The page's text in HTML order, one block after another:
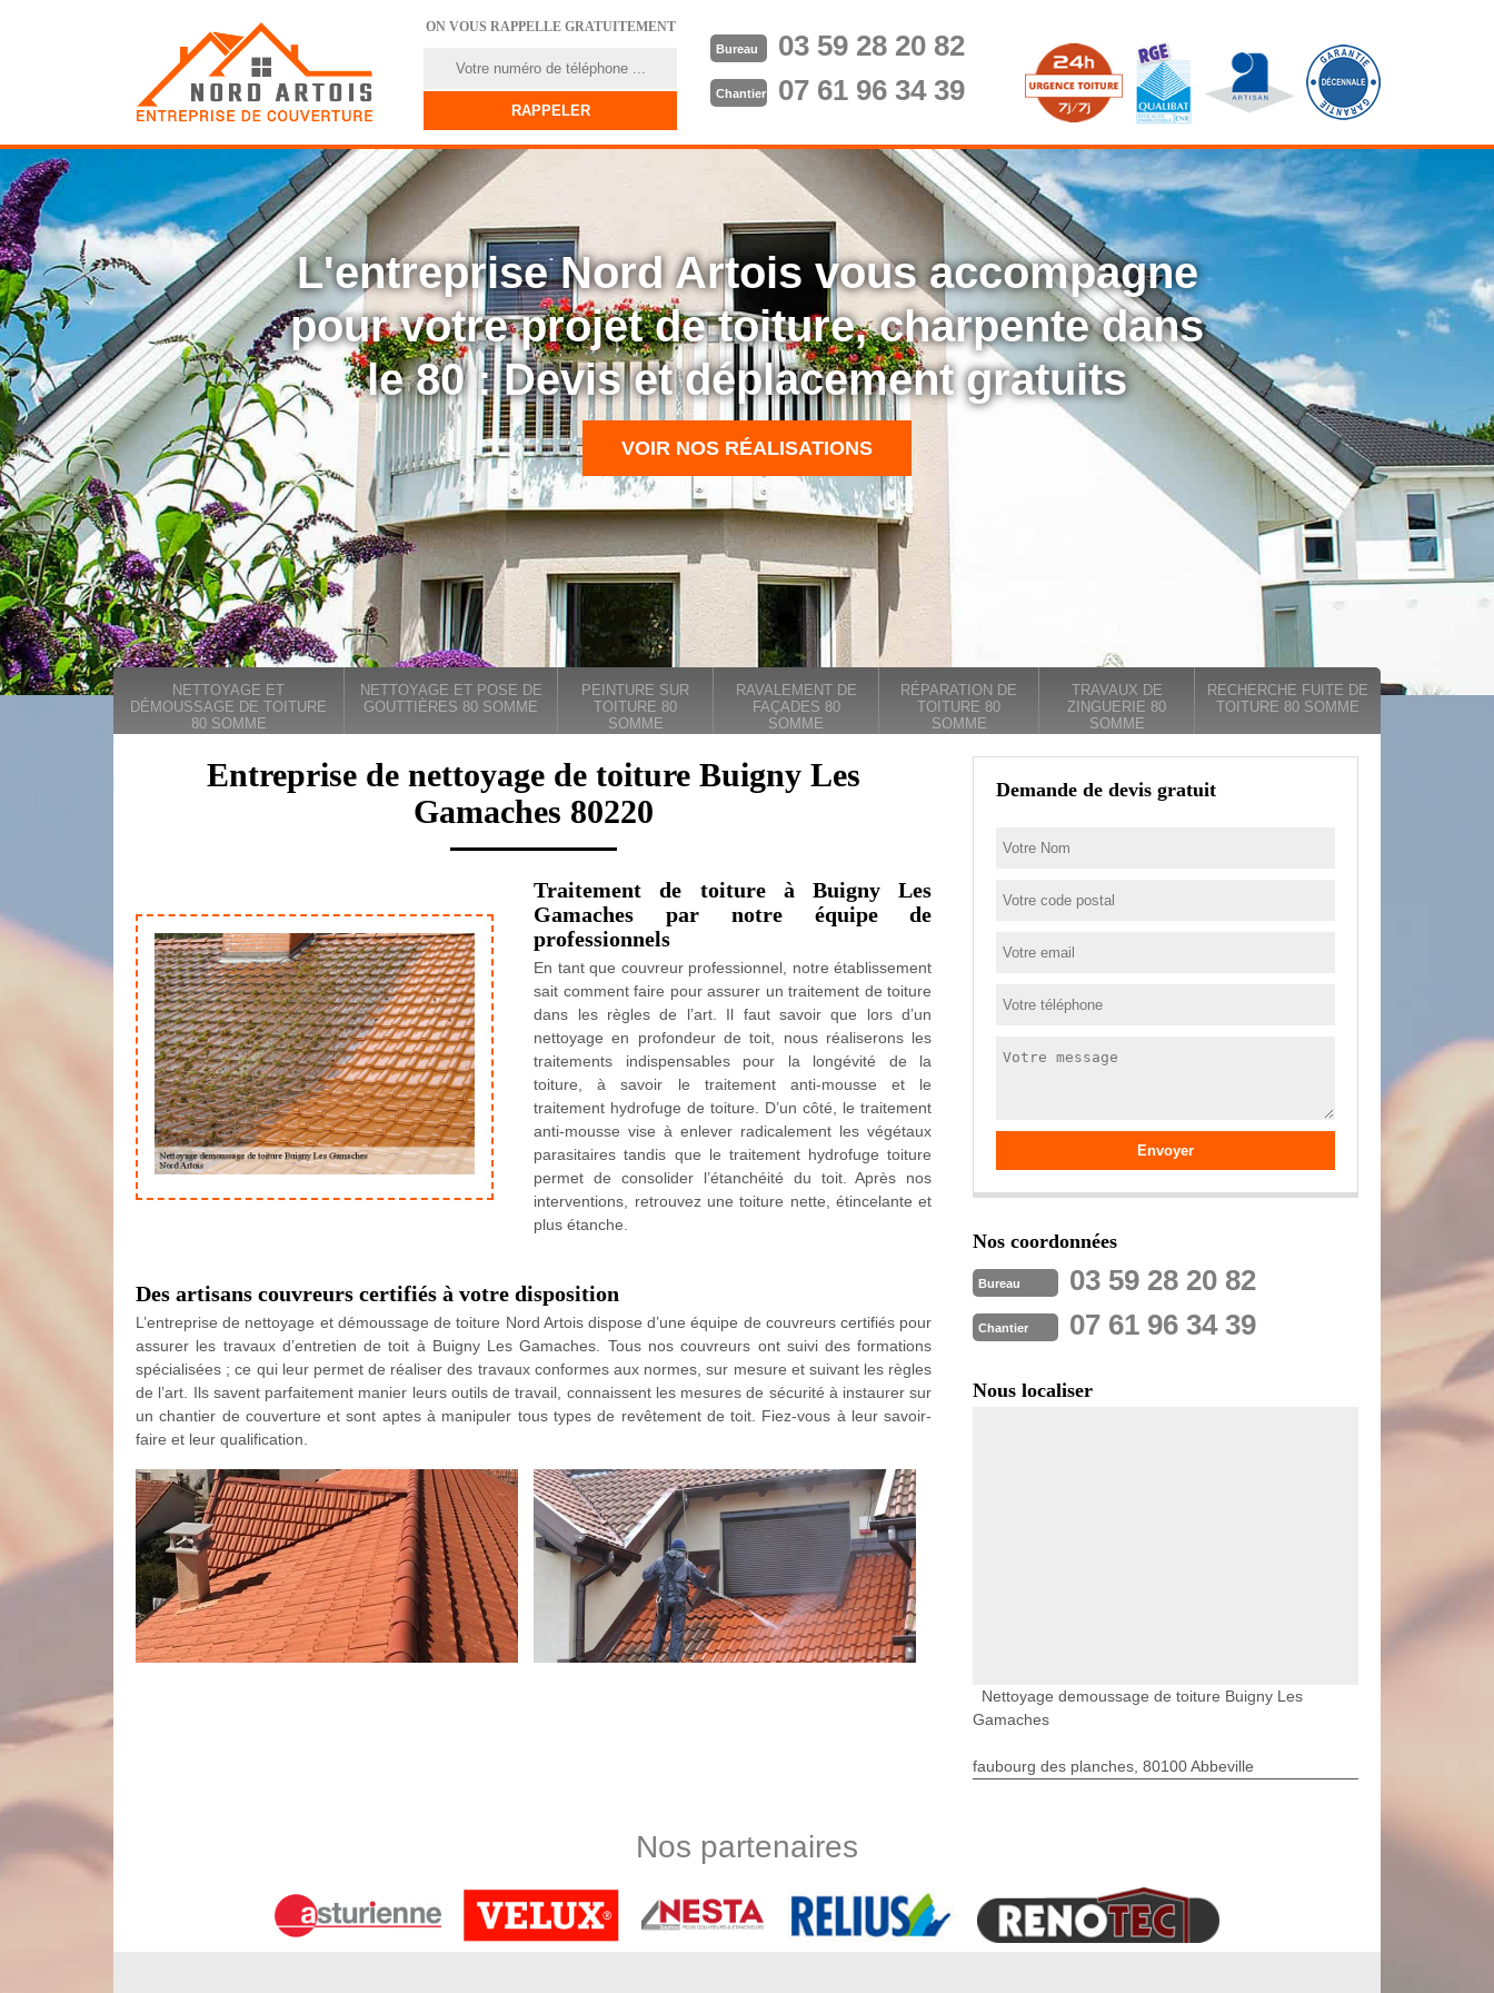
ON VOUS RAPPELLE GRATUITEMENT
Bureau 03 59 28 20 82
Chantier 07 61 96 34 39
L'entreprise Nord Artois vous accompagne
pour votre projet de toiture, charpente dans
le 80 : Devis et déplacement gratuits
VOIR NOS RÉALISATIONS
NETTOYAGE ET
DÉMOUSSAGE DE TOITURE
80 SOMME
NETTOYAGE ET POSE DE
GOUTTIÈRES 80 SOMME
PEINTURE SUR
TOITURE 80
SOMME
RAVALEMENT DE
FAÇADES 80
SOMME
RÉPARATION DE
TOITURE 80
SOMME
TRAVAUX DE
ZINGUERIE 80
SOMME
RECHERCHE FUITE DE
TOITURE 80 SOMME
Entreprise de nettoyage de toiture Buigny Les
Gamaches 80220
Traitement de toiture à Buigny Les
Gamaches par notre équipe de
professionnels
En tant que couvreur professionnel, notre établissement
sait comment faire pour assurer un traitement de toiture
dans les règles de l’art. Il faut savoir que lors d’un
nettoyage en profondeur de toit, nous réaliserons les
traitements indispensables pour la longévité de la
toiture, à savoir le traitement anti-mousse et le
traitement hydrofuge de toiture. D’un côté, le traitement
anti-mousse vise à enlever radicalement les végétaux
parasitaires tandis que le traitement hydrofuge toiture
permet de consolider l’étanchéité du toit. Après nos
interventions, retrouvez une toiture nette, étincelante et
plus étanche.
Des artisans couvreurs certifiés à votre disposition
L’entreprise de nettoyage et démoussage de toiture Nord Artois dispose d’une équipe de couvreurs certifiés pour
assurer les travaux d’entretien de toit à Buigny Les Gamaches. Tous nos couvreurs ont suivi des formations
spécialisées ; ce qui leur permet de réaliser des travaux conformes aux normes, sur mesure et suivant les règles
de l’art. Ils savent parfaitement manier leurs outils de travail, connaissent les mesures de sécurité à instaurer sur
un chantier de couverture et sont aptes à manipuler tous types de revêtement de toit. Fiez-vous à leur savoir-
faire et leur qualification.
démoussage de toiture près de chez vous. Implanté dans la ville de Buigny Les Gamaches 80220, notre
correctement leur revêtement de toit. Nous allons donner un nouvel aspect à votre toiture en lui permettant de
retrouver sa propreté et toute sa splendeur. Forte de plusieurs années d’activités, nous savons comment
procéder pour nettoyer votre toiture de façon convenable. N’hésitez pas à nous confier votre projet.
Demande de devis gratuit
Nos coordonnées
Bureau 03 59 28 20 82
Chantier 07 61 96 34 39
Nous localiser
Nettoyage demoussage de toiture Buigny Les
Gamaches
faubourg des planches, 80100 Abbeville
Nos partenaires